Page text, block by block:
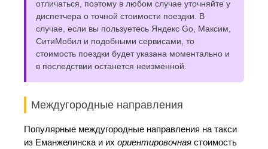
отличаться, поэтому в любом случае уточняйте у
диспетчера о точной стоимости поездки. В
случае, если вы пользуетесь Яндекс Go, Максим,
СитиМобил и подобными сервисами, то
стоимость поездки будет указана моментально и
в последствии останется неизменной.
Междугородные направления
Популярные междугородные направления на такси
из Еманжелинска и их ориентировочная стоимость